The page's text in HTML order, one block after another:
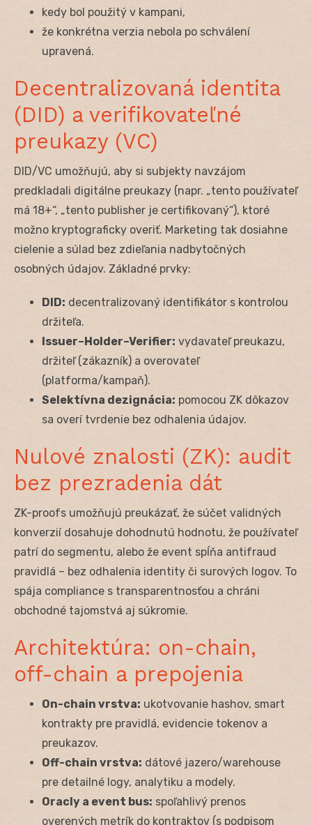
kedy bol použitý v kampani,
že konkrétna verzia nebola po schválení
upravená.
Decentralizovaná identita
(DID) a verifikovateľné
preukazy (VC)
DID/VC umožňujú, aby si subjekty navzájom
predkladali digitálne preukazy (napr. „tento používateľ
má 18+“, „tento publisher je certifikovaný“), ktoré
možno kryptograficky overiť. Marketing tak dosiahne
cielenie a súlad bez zdieľania nadbytočných
osobných údajov. Základné prvky:
DID: decentralizovaný identifikátor s kontrolou
držiteľa.
Issuer–Holder–Verifier: vydavateľ preukazu,
držiteľ (zákazník) a overovateľ
(platforma/kampaň).
Selektívna dezignácia: pomocou ZK dôkazov
sa overí tvrdenie bez odhalenia údajov.
Nulové znalosti (ZK): audit
bez prezradenia dát
ZK-proofs umožňujú preukázať, že súčet validných
konverzií dosahuje dohodnutú hodnotu, že používateľ
patrí do segmentu, alebo že event spĺňa antifraud
pravidlá – bez odhalenia identity či surových logov. To
spája compliance s transparentnosťou a chráni
obchodné tajomstvá aj súkromie.
Architektúra: on-chain,
off-chain a prepojenia
On-chain vrstva: ukotvovanie hashov, smart
kontrakty pre pravidlá, evidencie tokenov a
preukazov.
Off-chain vrstva: dátové jazero/warehouse
pre detailné logy, analytiku a modely.
Oracly a event bus: spoľahlivý prenos
overených metrík do kontraktov (s podpisom